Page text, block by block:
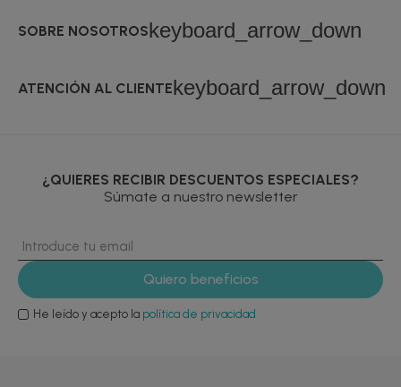
SOBRE NOSOTROSkeyboard_arrow_down
ATENCIÓN AL CLIENTEkeyboard_arrow_down
¿QUIERES RECIBIR DESCUENTOS ESPECIALES?
Súmate a nuestro newsletter
He leído y acepto la política de privacidad